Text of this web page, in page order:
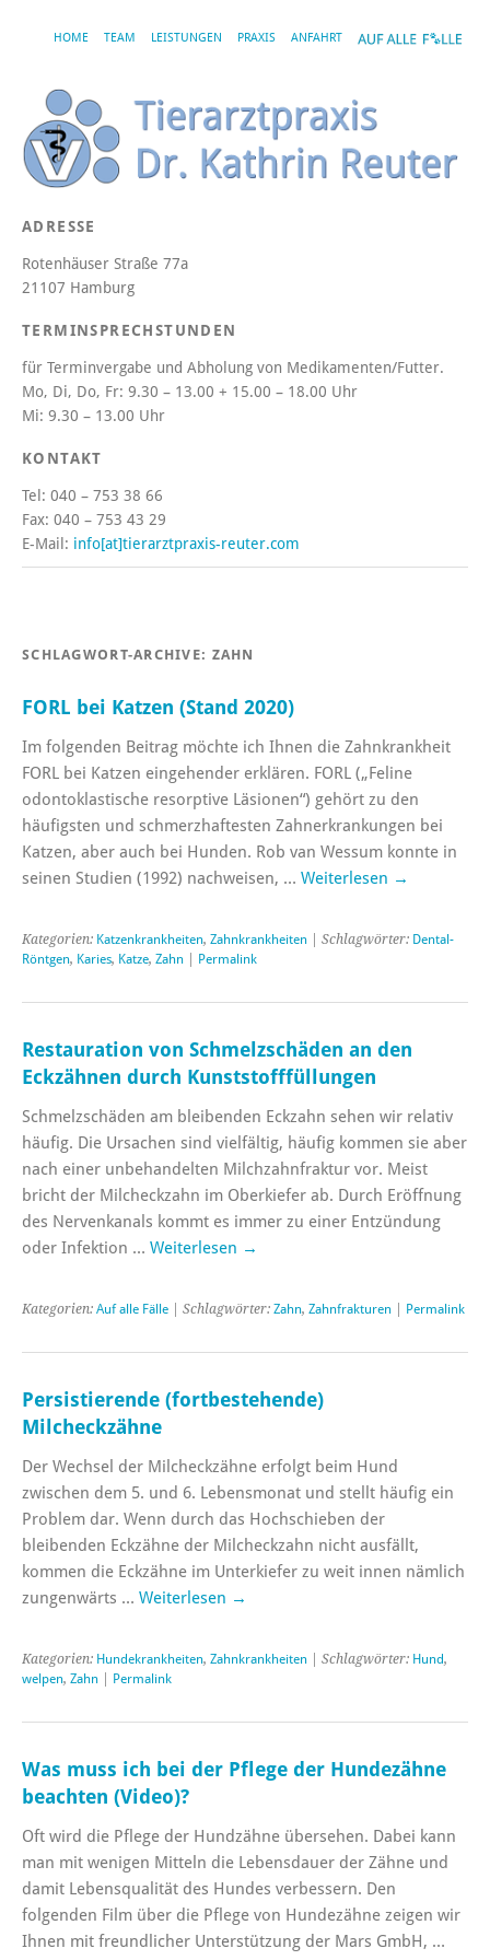
HOME TEAM LEISTUNGEN PRAXIS ANFAHRT
ADRESSE
Rotenhäuser Straße 77a
21107 Hamburg
TERMINSPRECHSTUNDEN
für Terminvergabe und Abholung von Medikamenten/Futter.
Mo, Di, Do, Fr: 9.30 – 13.00 + 15.00 – 18.00 Uhr
Mi: 9.30 – 13.00 Uhr
KONTAKT
Tel: 040 – 753 38 66
Fax: 040 – 753 43 29
E-Mail: info[at]tierarztpraxis-reuter.com
SCHLAGWORT-ARCHIVE: ZAHN
FORL bei Katzen (Stand 2020)
Im folgenden Beitrag möchte ich Ihnen die Zahnkrankheit
FORL bei Katzen eingehender erklären. FORL („Feline
odontoklastische resorptive Läsionen“) gehört zu den
häufigsten und schmerzhaftesten Zahnerkrankungen bei
Katzen, aber auch bei Hunden. Rob van Wessum konnte in
seinen Studien (1992) nachweisen, … Weiterlesen →
Kategorien: Katzenkrankheiten, Zahnkrankheiten | Schlagwörter: Dental-
Röntgen, Karies, Katze, Zahn Permalink
Restauration von Schmelzschäden an den
Eckzähnen durch Kunststofffüllungen
Schmelzschäden am bleibenden Eckzahn sehen wir relativ
häufig. Die Ursachen sind vielfältig, häufig kommen sie aber
nach einer unbehandelten Milchzahnfraktur vor. Meist
bricht der Milcheckzahn im Oberkiefer ab. Durch Eröffnung
des Nervenkanals kommt es immer zu einer Entzündung
oder Infektion … Weiterlesen →
Kategorien: Auf alle Fälle | Schlagwörter: Zahn, Zahnfrakturen Permalink
Persistierende (fortbestehende)
Milcheckzähne
Der Wechsel der Milcheckzähne erfolgt beim Hund
zwischen dem 5. und 6. Lebensmonat und stellt häufig ein
Problem dar. Wenn durch das Hochschieben der
bleibenden Eckzähne der Milcheckzahn nicht ausfällt,
kommen die Eckzähne im Unterkiefer zu weit innen nämlich
zungenwärts … Weiterlesen →
Kategorien: Hundekrankheiten, Zahnkrankheiten | Schlagwörter: Hund,
welpen, Zahn Permalink
Was muss ich bei der Pflege der Hundezähne
beachten (Video)?
Oft wird die Pflege der Hundzähne übersehen. Dabei kann
man mit wenigen Mitteln die Lebensdauer der Zähne und
damit Lebensqualität des Hundes verbessern. Den
folgenden Film über die Pflege von Hundezähne zeigen wir
Ihnen mit freundlicher Unterstützung der Mars GmbH, …